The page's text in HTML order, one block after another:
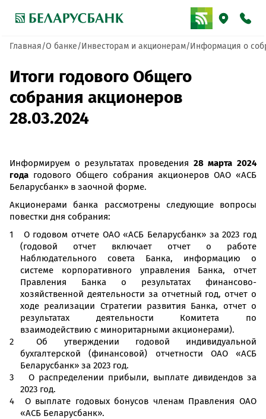
Главная О банке Инвесторам и акционерам Информация о
Итоги годового Общего
собрания акционеров
28.03.2024
Информируем о результатах проведения 28 марта 2024
года годового Общего собрания акционеров ОАО «АСБ
Беларусбанк» в заочной форме.
Акционерами банка рассмотрены следующие вопросы
повестки дня собрания:
О годовом отчете ОАО «АСБ Беларусбанк» за 2023 год
(годовой отчет включает отчет о работе
Наблюдательного совета Банка, информацию о
системе корпоративного управления Банка, отчет
Правления Банка о результатах финансово-
хозяйственной деятельности за отчетный год, отчет о
ходе реализации Стратегии развития Банка, отчет о
результатах деятельности Комитета по
взаимодействию с миноритарными акционерами).
Об утверждении годовой индивидуальной
бухгалтерской (финансовой) отчетности ОАО «АСБ
Беларусбанк» за 2023 год.
О распределении прибыли, выплате дивидендов за
2023 год.
О выплате годовых бонусов членам Правления ОАО
«АСБ Беларусбанк».